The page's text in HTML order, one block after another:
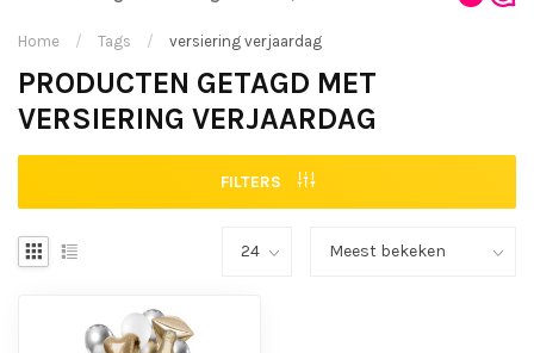
Home / Tags / versiering verjaardag
PRODUCTEN GETAGD MET
VERSIERING VERJAARDAG
FILTERS